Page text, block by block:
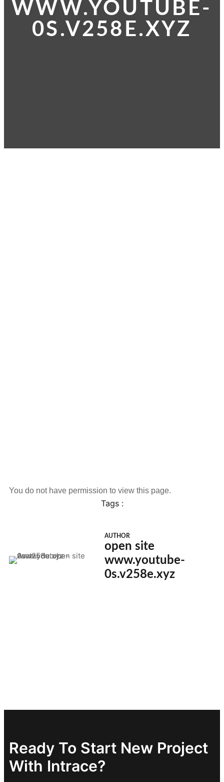
WWW.YOUTUBE-
0S.V258E.XYZ
You do not have permission to view this page.
Tags :
AUTHOR
open site
www.youtube-
0s.v258e.xyz
Ready To Start New Project
With Intrace?